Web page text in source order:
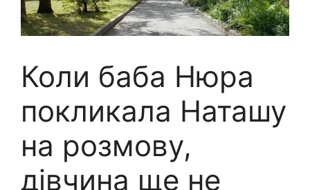
Коли баба Нюра
покликала Наташу
на розмову,
дівчина ще не